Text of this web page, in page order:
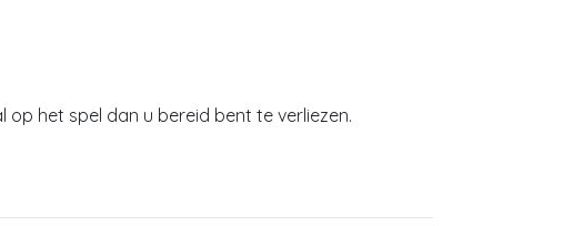
het spel dan u bereid bent te verliezen.